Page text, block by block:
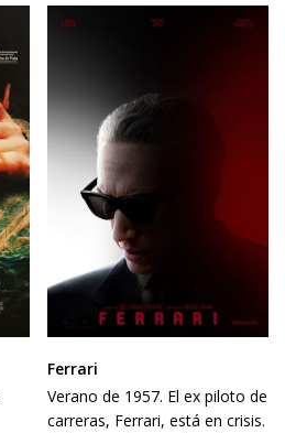
Ferrari
Verano de 1957. El ex piloto de
carreras, Ferrari, está en crisis.